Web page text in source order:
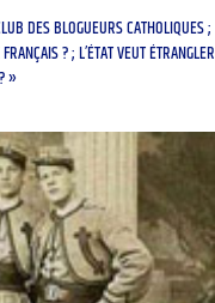
DES BLOGUEURS CATHOLIQUES ;
? ; L’ÉTAT VEUT ÉTRANGLER
»